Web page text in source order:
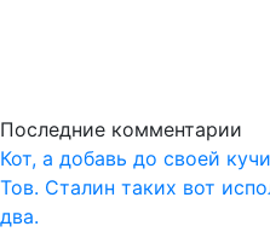
Последние комментарии
Кот, а добавь до своей
Тов. Сталин таких вот
два.